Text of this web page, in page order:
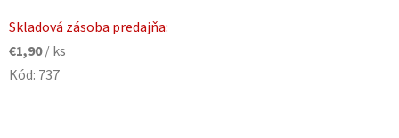
Skladová zásoba predajňa:
€1,90/ ks
Kód: 737